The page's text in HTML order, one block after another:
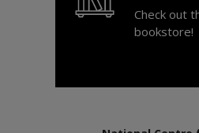
Check out
bookstore!